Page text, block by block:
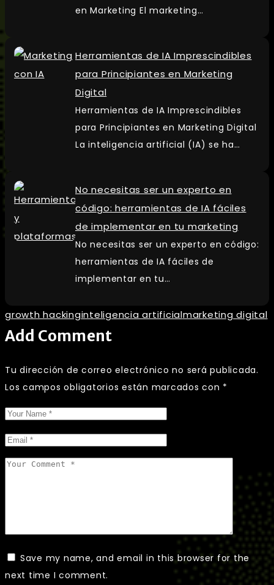
en Marketing El marketing…
Herramientas de IA Imprescindibles
para Principiantes en Marketing
Digital
Herramientas de IA Imprescindibles
para Principiantes en Marketing Digital
La inteligencia artificial (IA) se ha…
No necesitas ser un experto en
código: herramientas de IA fáciles
de implementar en tu marketing
No necesitas ser un experto en código:
herramientas de IA fáciles de
implementar en tu…
growth hackinginteligencia artificialmarketing digital
Add Comment
Tu dirección de correo electrónico no será publicada.
Los campos obligatorios están marcados con *
Save my name, and email in this browser for the
next time I comment.